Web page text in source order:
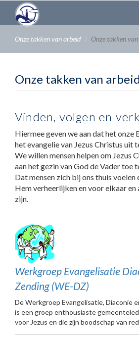
Overslaan
naar
inhoud
gaan
Onze takken van arbeid
Onze takken
Onze takken van arbeid
Vinden, volgen en
Hiermee geven we aan dat het onze
het evangelie van Jezus Christus uit
We willen mensen helpen om Jezus
aan het gezin van God de Vader toe
Dat mensen zich bij ons thuis voelen
Hem verheerlijken en voor elkaar en
zijn.
Werkgroep Evangelisatie
Zending (WE-DZ)
De Werkgroep Evangelisatie, Diaconie
is een groep enthousiaste
voor Jezus en die zijn boodschap van